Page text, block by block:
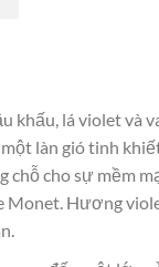
lá violet và
làn gió tinh
cho sự mềm
Hương